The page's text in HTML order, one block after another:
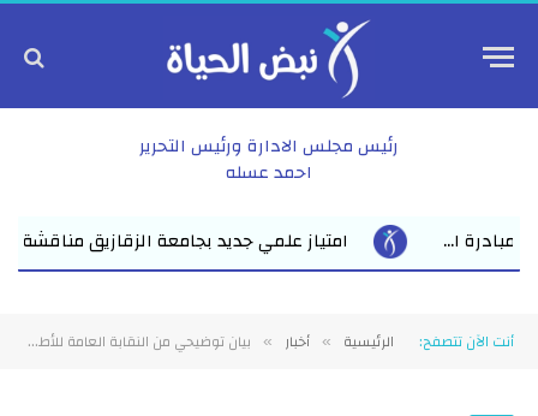
رئيس مجلس الادارة ورئيس التحرير
احمد عسله
بجامعة الزقازيق مناقشة رسالة ماجستير للباحث عمرو عبد
أنت الآن تتصفح: الرئيسية » أخبار » بيان توضيحي من النقابة العامة للأطباء البيطريين